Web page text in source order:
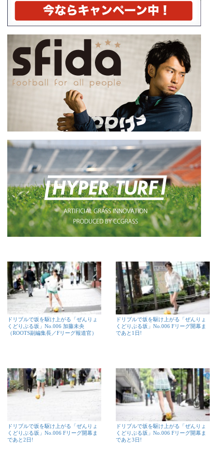
ドリブルで坂を駆け上がる「ぜんりょ
くどりぶる坂」No.006 加藤未央
（ROOTS副編集長／Fリーグ報道官）
ドリブルで坂を駆け上がる「ぜんりょ
くどりぶる坂」No.006 Fリーグ開幕ま
であと1日!
ドリブルで坂を駆け上がる「ぜんりょ
くどりぶる坂」No.006 Fリーグ開幕ま
であと2日!
ドリブルで坂を駆け上がる「ぜんりょ
くどりぶる坂」No.006 Fリーグ開幕ま
であと3日!